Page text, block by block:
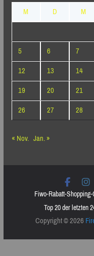
M
D M
5
6 7
12
13 14
19
20 21
26
27 28
« Nov. Jan. »
Fiwo-Rabatt-
Top 20 der letzten
Copyright © 2026